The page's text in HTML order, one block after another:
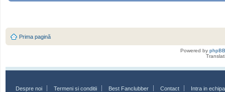
Prima pagină
Powered by phpBB
Despre noi Termeni si conditii Best Fanclubber Contact Intra in